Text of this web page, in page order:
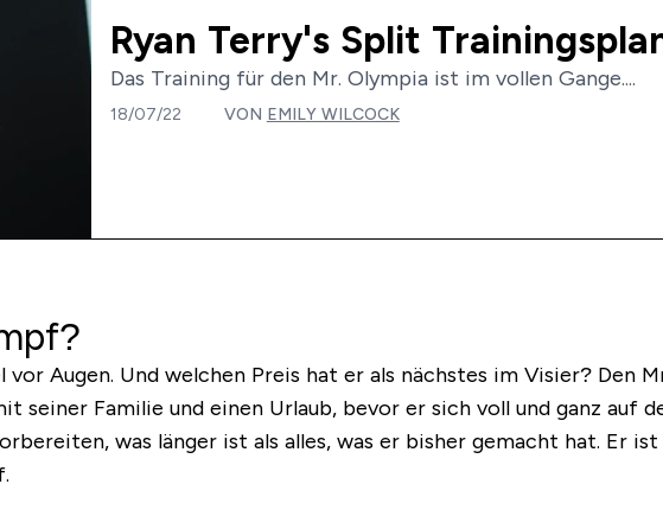
Ryan Terry's Split
Das Training für den Mr. Olympia ist im vollen Gange....
18/07/22 VON EMILY WILCOCK
Augen. Und welchen Preis hat er als nächstes im Visier? Den
seiner Familie und einen Urlaub, bevor er sich voll und ganz auf
was länger ist als alles, was er bisher gemacht hat. Er